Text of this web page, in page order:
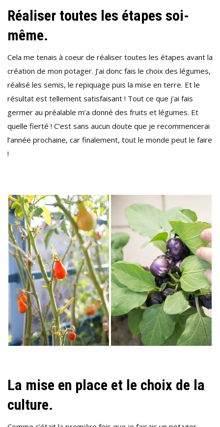
Réaliser toutes les étapes soi-
même.
Cela me tenais à coeur de réaliser toutes les étapes avant la
création de mon potager. J’ai donc fais le choix des légumes,
réalisé les semis, le repiquage puis la mise en terre. Et le
résultat est tellement satisfaisant ! Tout ce que j’ai fais
germer au préalable m’a donné des fruits et légumes. Et
quelle fierté ! C’est sans aucun doute que je recommencerai
l’année prochaine, car finalement, tout le monde peut le faire
!
La mise en place et le choix de la
culture.